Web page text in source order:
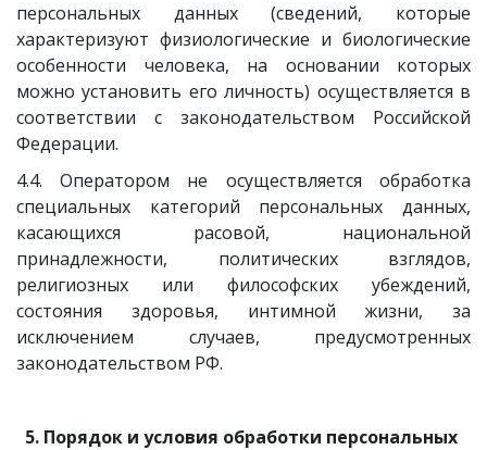
персональных данных (сведений, которые
характеризуют физиологические и биологические
особенности человека, на основании которых
можно установить его личность) осуществляется в
соответствии с законодательством Российской
Федерации.
4.4. Оператором не осуществляется обработка
специальных категорий персональных данных,
касающихся расовой, национальной
принадлежности, политических взглядов,
религиозных или философских убеждений,
состояния здоровья, интимной жизни, за
исключением случаев, предусмотренных
законодательством РФ.
5. Порядок и условия обработки персональных